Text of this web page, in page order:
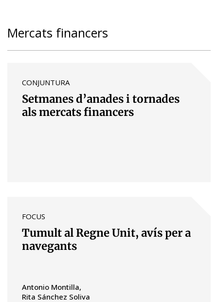
Mercats financers
CONJUNTURA
Setmanes d’anades i tornades
als mercats financers
FOCUS
Tumult al Regne Unit, avís per a
navegants
Antonio Montilla
Rita Sánchez Soliva